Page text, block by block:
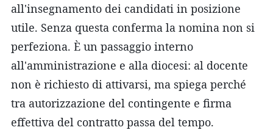
all'insegnamento dei candidati in posizione
utile. Senza questa conferma la nomina non si
perfeziona. È un passaggio interno
all'amministrazione e alla diocesi: al docente
non è richiesto di attivarsi, ma spiega perché
tra autorizzazione del contingente e firma
effettiva del contratto passa del tempo.